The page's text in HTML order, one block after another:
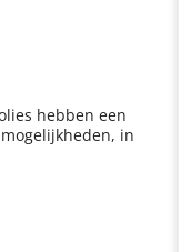
hebben een
in
enz., maar ook